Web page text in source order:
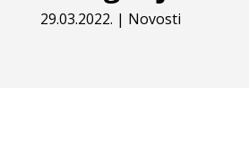
29.03.2022. | Novosti